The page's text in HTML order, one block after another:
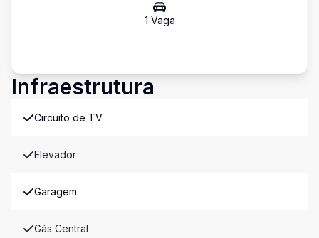
1 Vaga
Infraestrutura
Circuito de TV
Elevador
Garagem
Gás Central